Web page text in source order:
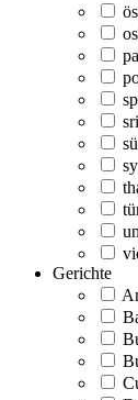
Gerichte